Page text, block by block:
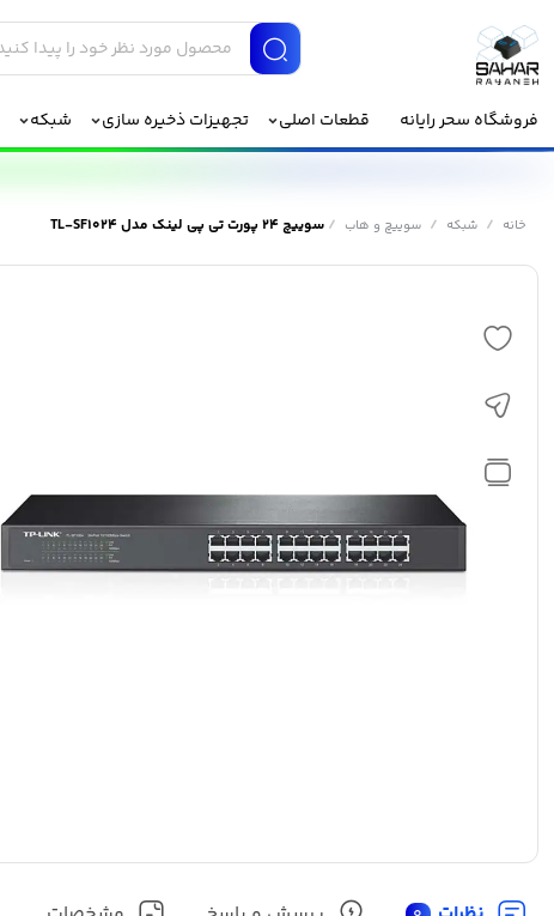
فروشگاه سحر رایانه قطعات اصلی تجهیزات ذخیره سازی شبکه
خانه / شبکه / سوییچ و هاب /سوییچ 24 پورت تی پی لینک مدل TL-SF1024